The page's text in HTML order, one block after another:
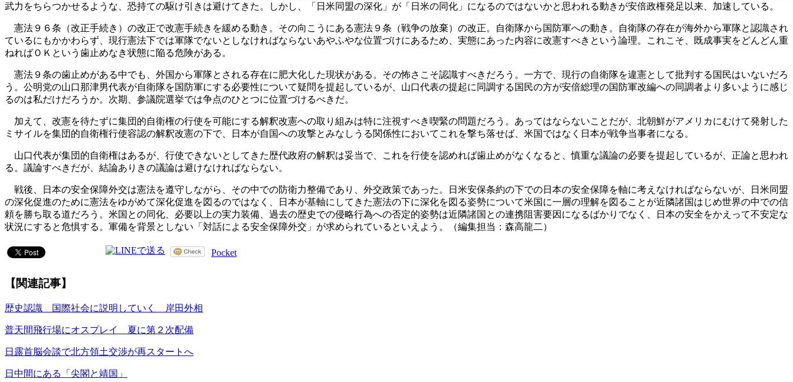
武力をちらつかせるような、恐持ての駆け引きは避けてきた。しかし、「日米同盟の深化」が「日米の同化」になるのではないかと思われる動きが安倍政権発足以来、加速している。
憲法９６条（改正手続き）の改正で改憲手続きを緩める動き。その向こうにある憲法９条（戦争の放棄）の改正。自衛隊から国防軍への動き。自衛隊の存在が海外から軍隊と認識され
ているにもかかわらず、現行憲法下では軍隊でないとしなければならないあやふやな位置づけにあるため、実態にあった内容に改憲すべきという論理。これこそ、既成事実をどんどん重
ねればＯＫという歯止めなき状態に陥る危険がある。
憲法９条の歯止めがある中でも、外国から軍隊とされる存在に肥大化した現状がある。その怖さこそ認識すべきだろう。一方で、現行の自衛隊を違憲として批判する国民はいないだろ
う。公明党の山口那津男代表が自衛隊を国防軍にする必要性について疑問を提起しているが、山口代表の提起に同調する国民の方が安倍総理の国防軍改編への同調者より多いように感じ
るのは私だけだろうか。次期、参議院選挙では争点のひとつに位置づけるべきだ。
加えて、改憲を待たずに集団的自衛権の行使を可能にする解釈改憲への取り組みは特に注視すべき喫緊の問題だろう。あってはならないことだが、北朝鮮がアメリカにむけて発射した
ミサイルを集団的自衛権行使容認の解釈改憲の下で、日本が自国への攻撃とみなしうる関係性においてこれを撃ち落せば、米国ではなく日本が戦争当事者になる。
山口代表が集団的自衛権はあるが、行使できないとしてきた歴代政府の解釈は妥当で、これを行使を認めれば歯止めがなくなると、慎重な議論の必要を提起しているが、正論と思われ
る。議論すべきだが、結論ありきの議論は避けなければならない。
戦後、日本の安全保障外交は憲法を遵守しながら、その中での防衛力整備であり、外交政策であった。日米安保条約の下での日本の安全保障を軸に考えなければならないが、日米同盟
の深化促進のために憲法をゆがめて深化促進を図るのではなく、日本が基軸にしてきた憲法の下に深化を図る姿勢について米国に一層の理解を図ることが近隣諸国はじめ世界の中での信
頼を勝ち取る道だろう。米国との同化、必要以上の実力装備、過去の歴史での侵略行為への否定的姿勢は近隣諸国との連携阻害要因になるばかりでなく、日本の安全をかえって不安定な
状況にすると危惧する。軍備を背景としない「対話による安全保障外交」が求められているといえよう。（編集担当：森高龍二）
Pocket
【関連記事】
歴史認識 国際社会に説明していく 岸田外相
普天間飛行場にオスプレイ 夏に第２次配備
日露首脳会談で北方領土交渉が再スタートへ
日中間にある「尖閣と靖国」